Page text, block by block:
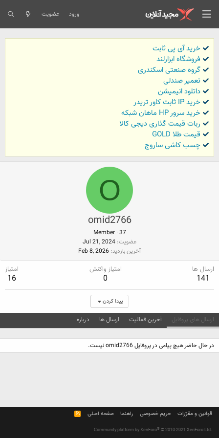
ورود عضویت
خرید آی پی ثابت
فروشگاه ابزارلند
گروه صنعتی اسکندری
تعمیر صندلی
داتلود انیمیشن
خرید IP ثابت کاور تریدر
خرید سرور HP ماهان شبکه
ربات قیمت گذاری دیجی کالا
قیمت طلا GOLD
چسب کاشی ساروج
O
omid2766
Member · 37
عضویت Jul 21, 2024
آخرین بازدید Feb 8, 2026
ارسال ها
141
امتیاز واکنش
0
امتیاز
16
پیدا کردن
ارسال های پروفایل آخرین فعالیت ارسال ها درباره
در حال حاضر هیچ پیامی در پروفایل omid2766 نیست.
قوانین و مقرّرات حریم خصوصی راهنما صفحه اصلی
R
S
Community platform by XenForo® © 2010-2021 XenForo Ltd.